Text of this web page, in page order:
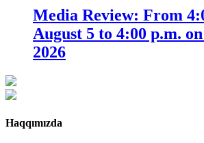
Media Review: From
August 5 to 4:00 p.m.
2026
Haqqımızda